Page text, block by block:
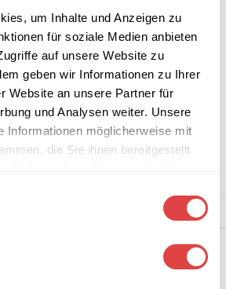
um Inhalte und Anzeigen zu
für soziale Medien anbieten
auf unsere Website zu
geben wir Informationen zu Ihrer
Website an unsere Partner für
und Analysen weiter. Unsere
Informationen möglicherweise mit
die Sie ihnen bereitgestellt
anfordern
W
Entflammbar B1